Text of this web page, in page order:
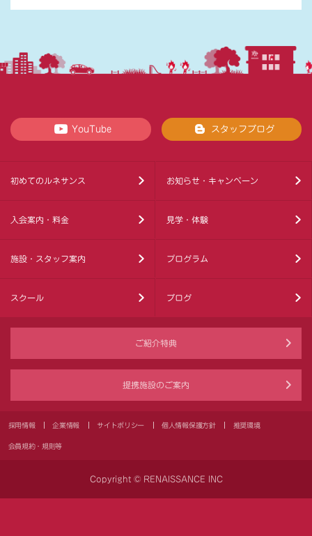
YouTube スタッフブログ
初めてのルネサンス お知らせ・キャンペーン
入会案内・料金 見学・体験
施設・スタッフ案内 プログラム
スクール ブログ
ご紹介特典
提携施設のご案内
採用情報 企業情報 サイトポリシー 個人情報保護方針 推奨環境
会員規約・規則等
Copyright © RENAISSANCE INC